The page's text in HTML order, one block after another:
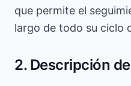
que permite el
largo de todo su ciclo
2. Descripción